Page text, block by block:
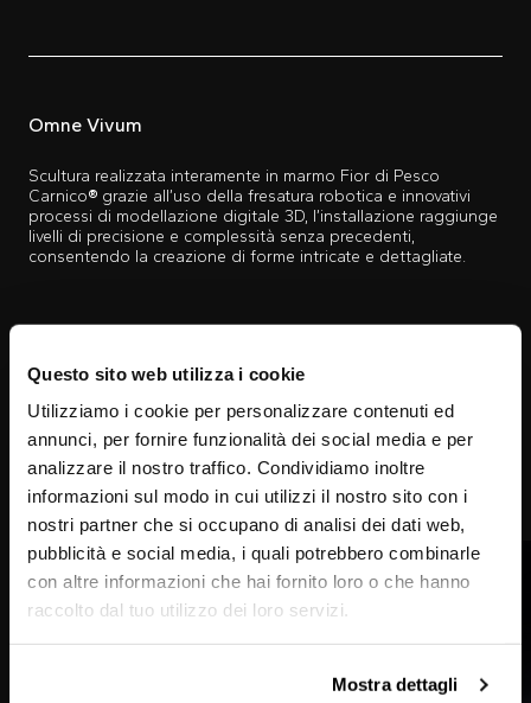
Questo sito web utilizza i cookie
Utilizziamo i cookie per personalizzare contenuti ed
annunci, per fornire funzionalità dei social media e per
analizzare il nostro traffico. Condividiamo inoltre
informazioni sul modo in cui utilizzi il nostro sito con i
nostri partner che si occupano di analisi dei dati web,
pubblicità e social media, i quali potrebbero combinarle
con altre informazioni che hai fornito loro o che hanno
raccolto dal tuo utilizzo dei loro servizi.
Mostra dettagli
Omne Vivum
Scultura realizzata interamente in marmo Fior di Pesco
Carnico® grazie all’uso della fresatura robotica e innovativi
processi di modellazione digitale 3D, l’installazione raggiunge
livelli di precisione e complessità senza precedenti,
consentendo la creazione di forme intricate e dettagliate.
Altezza: 170 cm
Larghezza: 150 cm